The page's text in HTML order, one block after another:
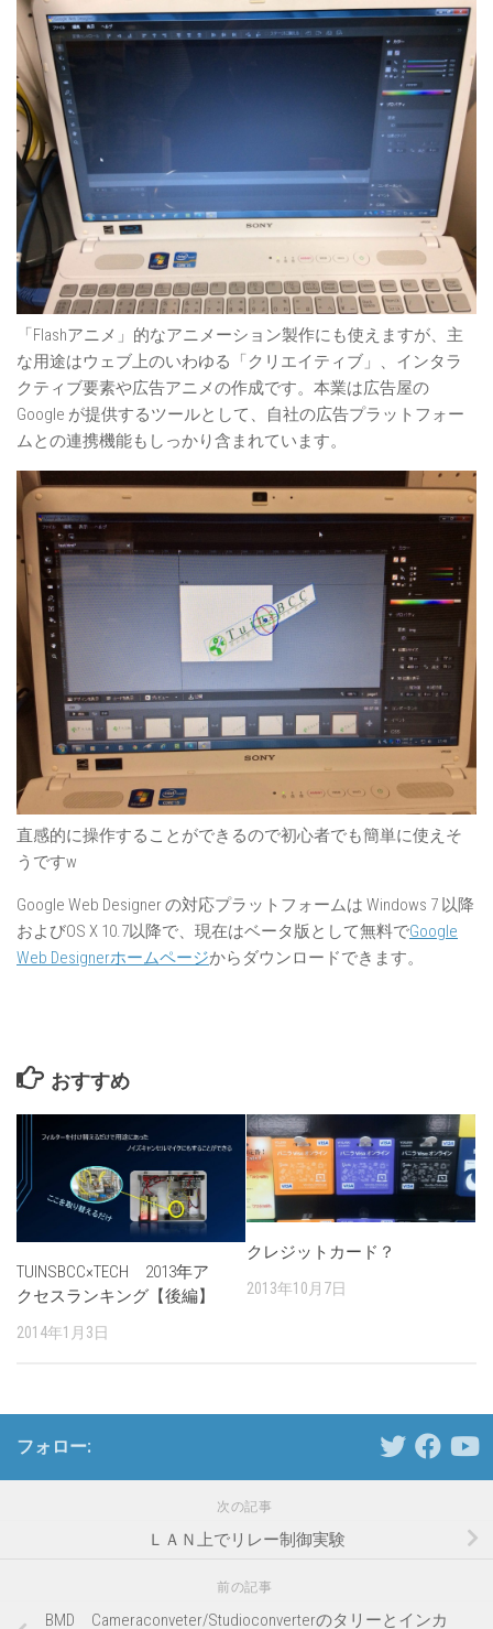
「Flashアニメ」的なアニメーション製作にも使えますが、主
な用途はウェブ上のいわゆる「クリエイティブ」、インタラ
クティブ要素や広告アニメの作成です。本業は広告屋の
Google が提供するツールとして、自社の広告プラットフォー
ムとの連携機能もしっかり含まれています。
直感的に操作することができるので初心者でも簡単に使えそ
うですw
Google Web Designer の対応プラットフォームは Windows 7 以降
およびOS X 10.7以降で、現在はベータ版として無料でGoogle
Web Designerホームページからダウンロードできます。
おすすめ
TUINSBCC×TECH 2013年ア
クセスランキング【後編】
2014年1月3日
クレジットカード？
2013年10月7日
フォロー:
次の記事
ＬＡＮ上でリレー制御実験
前の記事
BMD Cameraconveter/Studioconverterのタリーとインカ